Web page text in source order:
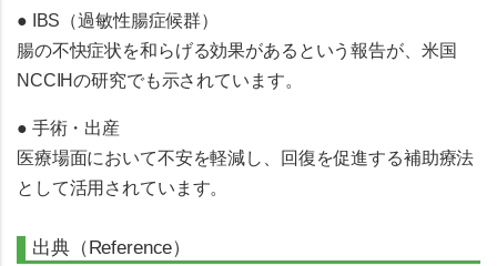
● IBS（過敏性腸症候群）
腸の不快症状を和らげる効果があるという報告が、米国
NCCIHの研究でも示されています。
● 手術・出産
医療場面において不安を軽減し、回復を促進する補助療法
として活用されています。
出典（Reference）